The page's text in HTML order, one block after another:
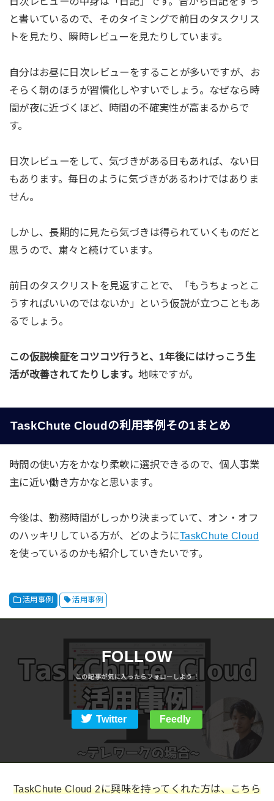
と書いているので、そのタイミングで前日のタスクリス
トを見たり、瞬時レビューを見たりしています。
自分はお昼に日次レビューをすることが多いですが、お
そらく朝のほうが習慣化しやすいでしょう。なぜなら時
間が夜に近づくほど、時間の不確実性が高まるからで
す。
日次レビューをして、気づきがある日もあれば、ない日
もあります。毎日のように気づきがあるわけではありま
せん。
しかし、長期的に見たら気づきは得られていくものだと
思うので、粛々と続けています。
前日のタスクリストを見返すことで、「もうちょっとこ
うすればいいのではないか」という仮説が立つこともあ
るでしょう。
この仮説検証をコツコツ行うと、1年後にはけっこう生
活が改善されてたりします。地味ですが。
TaskChute Cloudの利用事例その1まとめ
時間の使い方をかなり柔軟に選択できるので、個人事業
主に近い働き方かなと思います。
今後は、勤務時間がしっかり決まっていて、オン・オフ
のハッキリしている方が、どのようにTaskChute Cloud
を使っているのかも紹介していきたいです。
活用事例 活用事例
FOLLOW
Twitter Feedly
TaskChute Cloud 2に興味を持ってくれた方は、こちら